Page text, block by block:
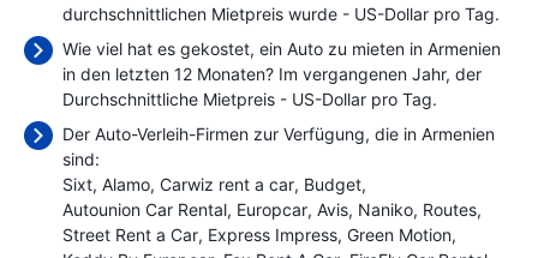
durchschnittlichen Mietpreis wurde - US-Dollar pro Tag.
Wie viel hat es gekostet, ein Auto zu mieten in Armenien
in den letzten 12 Monaten? Im vergangenen Jahr, der
Durchschnittliche Mietpreis - US-Dollar pro Tag.
Der Auto-Verleih-Firmen zur Verfügung, die in Armenien
sind:
Sixt Alamo Carwiz rent a car Budget
Autounion Car Rental Europcar Avis Naniko Routes
Street Rent a Car Express Impress Green Motion